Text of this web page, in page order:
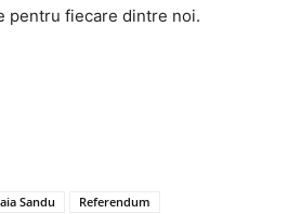
pentru fiecare dintre noi.
Sandu
Referendum